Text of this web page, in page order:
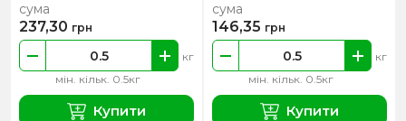
мін. кільк. 0.5кг
кг
сума
237,30 грн
Купити
мін. кільк. 0.5кг
кг
сума
146,35 грн
Купити